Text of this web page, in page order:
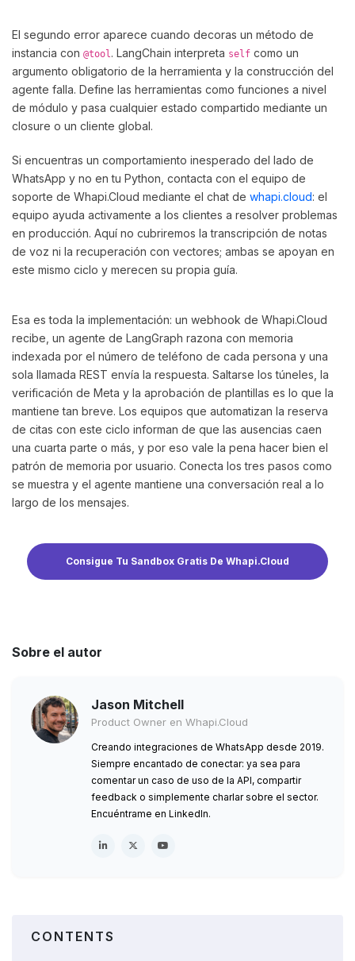
El segundo error aparece cuando decoras un método de
instancia con @tool. LangChain interpreta self como un
argumento obligatorio de la herramienta y la construcción del
agente falla. Define las herramientas como funciones a nivel
de módulo y pasa cualquier estado compartido mediante un
closure o un cliente global.
Si encuentras un comportamiento inesperado del lado de
WhatsApp y no en tu Python, contacta con el equipo de
soporte de Whapi.Cloud mediante el chat de whapi.cloud: el
equipo ayuda activamente a los clientes a resolver problemas
en producción. Aquí no cubriremos la transcripción de notas
de voz ni la recuperación con vectores; ambas se apoyan en
este mismo ciclo y merecen su propia guía.
Esa es toda la implementación: un webhook de Whapi.Cloud
recibe, un agente de LangGraph razona con memoria
indexada por el número de teléfono de cada persona y una
sola llamada REST envía la respuesta. Saltarse los túneles, la
verificación de Meta y la aprobación de plantillas es lo que la
mantiene tan breve. Los equipos que automatizan la reserva
de citas con este ciclo informan de que las ausencias caen
una cuarta parte o más, y por eso vale la pena hacer bien el
patrón de memoria por usuario. Conecta los tres pasos como
se muestra y el agente mantiene una conversación real a lo
largo de los mensajes.
Consigue Tu Sandbox Gratis De Whapi.Cloud
Sobre el autor
Jason Mitchell
Product Owner en Whapi.Cloud
Creando integraciones de WhatsApp desde 2019.
Siempre encantado de conectar: ya sea para
comentar un caso de uso de la API, compartir
feedback o simplemente charlar sobre el sector.
Encuéntrame en LinkedIn.
CONTENTS